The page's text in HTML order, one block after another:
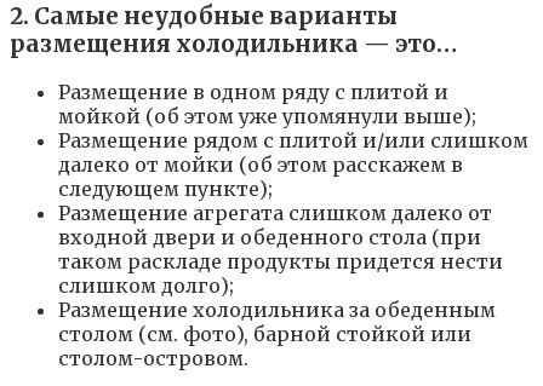
2. Самые неудобные варианты
размещения холодильника — это…
Размещение в одном ряду с плитой и
мойкой (об этом уже упомянули выше);
Размещение рядом с плитой и/или слишком
далеко от мойки (об этом расскажем в
следующем пункте);
Размещение агрегата слишком далеко от
входной двери и обеденного стола (при
таком раскладе продукты придется нести
слишком долго);
Размещение холодильника за обеденным
столом (см. фото), барной стойкой или
столом-островом.